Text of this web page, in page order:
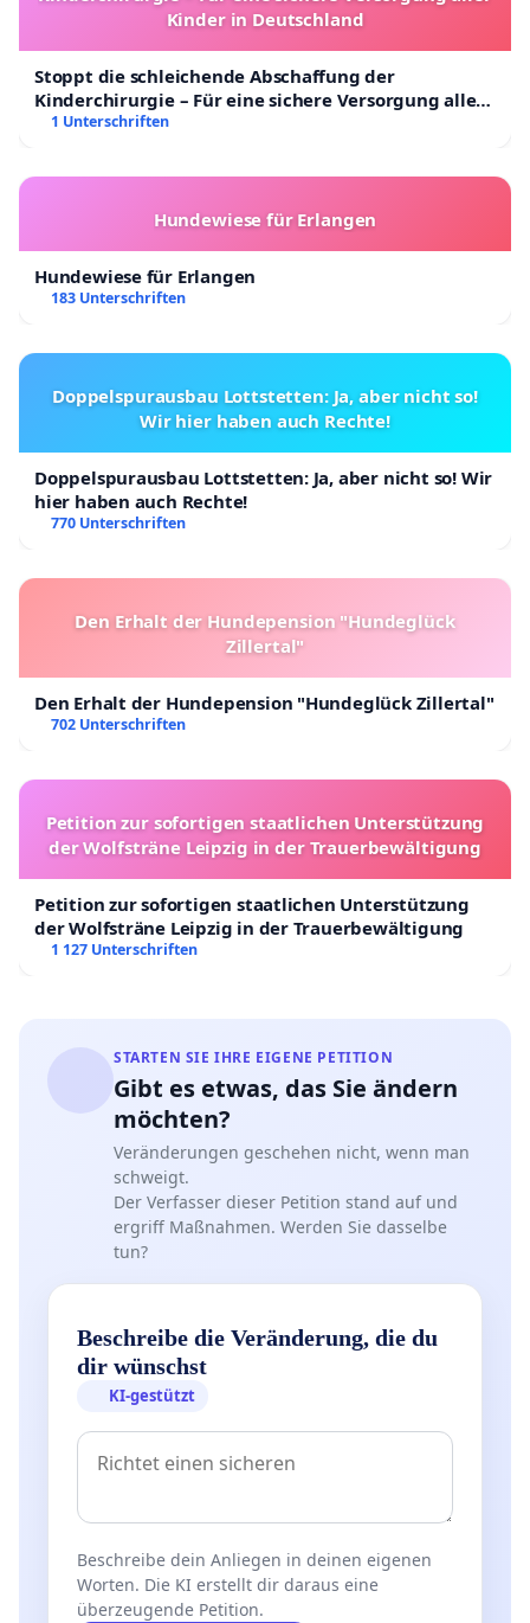
Kinder in Deutschland
Stoppt die schleichende Abschaffung der
Kinderchirurgie – Für eine sichere Versorgung aller
Kinder in Deutschland
1 Unterschriften
Hundewiese für Erlangen
Hundewiese für Erlangen
183 Unterschriften
Doppelspurausbau Lottstetten: Ja, aber nicht so!
Wir hier haben auch Rechte!
Doppelspurausbau Lottstetten: Ja, aber nicht so! Wir
hier haben auch Rechte!
770 Unterschriften
Den Erhalt der Hundepension "Hundeglück
Zillertal"
Den Erhalt der Hundepension "Hundeglück Zillertal"
702 Unterschriften
Petition zur sofortigen staatlichen Unterstützung
der Wolfsträne Leipzig in der Trauerbewältigung
Petition zur sofortigen staatlichen Unterstützung
der Wolfsträne Leipzig in der Trauerbewältigung
1 127 Unterschriften
STARTEN SIE IHRE EIGENE PETITION
Gibt es etwas, das Sie ändern
möchten?
Veränderungen geschehen nicht, wenn man
schweigt.
Der Verfasser dieser Petition stand auf und
ergriff Maßnahmen. Werden Sie dasselbe
tun?
Beschreibe die Veränderung, die du
dir wünschst
KI-gestützt
Beschreibe dein Anliegen in deinen eigenen
Worten. Die KI erstellt dir daraus eine
überzeugende Petition.